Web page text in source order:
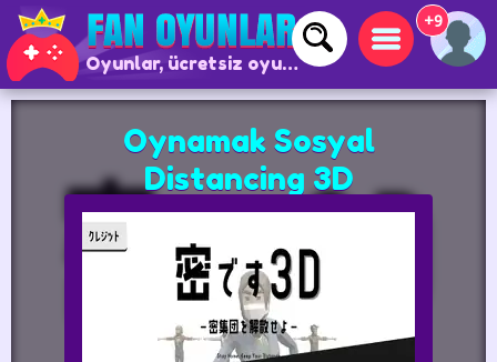
Oyunlar, ücretsiz oyunlar ve çevrimiçi oyunlar
+9
Oynamak Sosyal
Distancing 3D